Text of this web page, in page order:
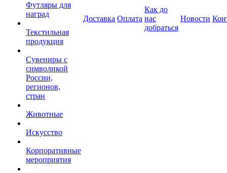
Футляры для
наград
Текстильная
продукция
Сувениры с
символикой
России,
регионов,
стран
Животные
Искусство
Корпоративные
мероприятия
Доставка Оплата
Как до
нас
добраться
Новости